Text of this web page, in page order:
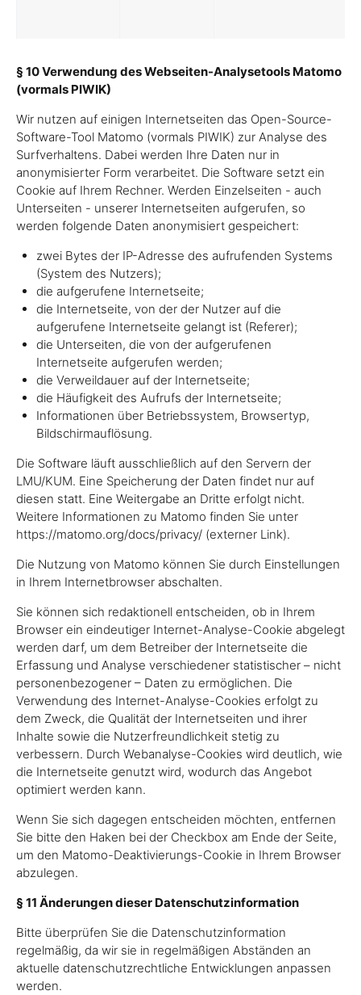
§ 10 Verwendung des Webseiten-Analysetools Matomo
(vormals PIWIK)
Wir nutzen auf einigen Internetseiten das Open-Source-
Software-Tool Matomo (vormals PIWIK) zur Analyse des
Surfverhaltens. Dabei werden Ihre Daten nur in
anonymisierter Form verarbeitet. Die Software setzt ein
Cookie auf Ihrem Rechner. Werden Einzelseiten - auch
Unterseiten - unserer Internetseiten aufgerufen, so
werden folgende Daten anonymisiert gespeichert:
zwei Bytes der IP-Adresse des aufrufenden Systems
(System des Nutzers);
die aufgerufene Internetseite;
die Internetseite, von der der Nutzer auf die
aufgerufene Internetseite gelangt ist (Referer);
die Unterseiten, die von der aufgerufenen
Internetseite aufgerufen werden;
die Verweildauer auf der Internetseite;
die Häufigkeit des Aufrufs der Internetseite;
Informationen über Betriebssystem, Browsertyp,
Bildschirmauflösung.
Die Software läuft ausschließlich auf den Servern der
LMU/KUM. Eine Speicherung der Daten findet nur auf
diesen statt. Eine Weitergabe an Dritte erfolgt nicht.
Weitere Informationen zu Matomo finden Sie unter
https://matomo.org/docs/privacy/ (externer Link).
Die Nutzung von Matomo können Sie durch Einstellungen
in Ihrem Internetbrowser abschalten.
Sie können sich redaktionell entscheiden, ob in Ihrem
Browser ein eindeutiger Internet-Analyse-Cookie abgelegt
werden darf, um dem Betreiber der Internetseite die
Erfassung und Analyse verschiedener statistischer – nicht
personenbezogener – Daten zu ermöglichen. Die
Verwendung des Internet-Analyse-Cookies erfolgt zu
dem Zweck, die Qualität der Internetseiten und ihrer
Inhalte sowie die Nutzerfreundlichkeit stetig zu
verbessern. Durch Webanalyse-Cookies wird deutlich, wie
die Internetseite genutzt wird, wodurch das Angebot
optimiert werden kann.
Wenn Sie sich dagegen entscheiden möchten, entfernen
Sie bitte den Haken bei der Checkbox am Ende der Seite,
um den Matomo-Deaktivierungs-Cookie in Ihrem Browser
abzulegen.
§ 11 Änderungen dieser Datenschutzinformation
Bitte überprüfen Sie die Datenschutzinformation
regelmäßig, da wir sie in regelmäßigen Abständen an
aktuelle datenschutzrechtliche Entwicklungen anpassen
werden.